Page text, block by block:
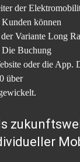
der
können
Variante Long
Buchung
oder die App.
über